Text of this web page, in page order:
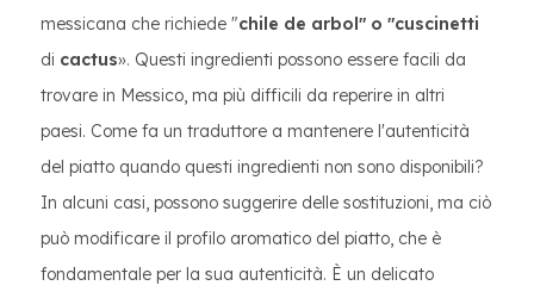
messicana che richiede "chile de arbol" o "cuscinetti
di cactus». Questi ingredienti possono essere facili da
trovare in Messico, ma più difficili da reperire in altri
paesi. Come fa un traduttore a mantenere l'autenticità
del piatto quando questi ingredienti non sono disponibili?
In alcuni casi, possono suggerire delle sostituzioni, ma ciò
può modificare il profilo aromatico del piatto, che è
fondamentale per la sua autenticità. È un delicato